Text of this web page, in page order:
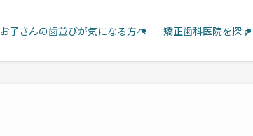
お子さんの歯並びが気になる方へ 矯正歯科医院を探す